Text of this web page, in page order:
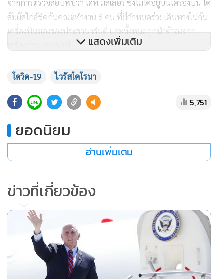
จากการตรวจสอบพบว่า เคที มิลเลอร์ ซึ่งไม่ได้อยู่บนเครื่องบิน ได้
สัมผัสใกล้ชิดกับคณะทำงาน 6 คน ที่มีกำหนดร่วมเดินทางไปกับ
เครื่องบินของรองประธานาธิบดี และทั้งหมดถูกนำตัวลงจาก
ที่ถูกสั่งให้ลงจากเครื่องบิน ได้เข้ารับการตรวจไวรัสโคโรนาสาย
สื่อมวลชนท้องถิ่นรายงานว่า รองประธานาธิบดี และ
ประธานาธิบดี ไม่ได้อยู่ใกล้ชิดกับ เคที มิลเลอร์ มาหลายวันแล้ว
คือตอนเช้าวันศุกร์ (8 พ.ค.) และผลตรวจออกมาเป็นลบ
เหตุการณ์ในวันศุกร์ (8 พ.ค.) ถือเป็นครั้งที่ 2 ที่ทำเนียบขาวออก
มายืนยันว่าหนึ่งในคณะทำงานของเพนซ์มีผลตรวจโควิด-19
ออกมาเป็นบวก หลังจากหนแรกเกิดขึ้นเมื่อเดือนมีนาคม ขณะ
เดียวกัน มันยังเกิดขึ้นเพียง 1 วัน หลังจากสมาชิกกองทัพสหรัฐฯ
ที่ทำงานในทำเนียบขาวละเป็นหนึ่งในทหารผู้ช่วยส่วนตัวของ
แสดงเพิ่มเติม
โควิด-19 ไวรัสโคโรนา
5,751
ยอดนิยม
อ่านเพิ่มเติม
ข่าวที่เกี่ยวข้อง